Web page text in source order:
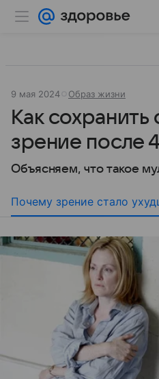
9 мая 2024 Образ жизни
Как сохранить
зрение после
Объясняем, что такое
Почему зрение стало